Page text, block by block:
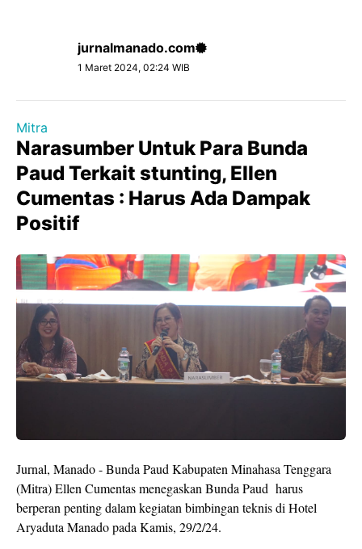
jurnalmanado.com
1 Maret 2024, 02:24 WIB
Mitra
Narasumber Untuk Para Bunda
Paud Terkait stunting, Ellen
Cumentas : Harus Ada Dampak
Positif
Jurnal, Manado - Bunda Paud Kabupaten Minahasa Tenggara
(Mitra) Ellen Cumentas menegaskan Bunda Paud harus
berperan penting dalam kegiatan bimbingan teknis di Hotel
Aryaduta Manado pada Kamis, 29/2/24.